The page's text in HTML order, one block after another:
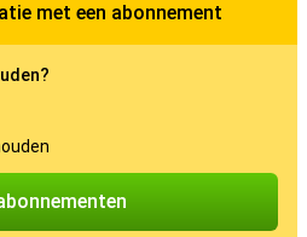
met een abonnement